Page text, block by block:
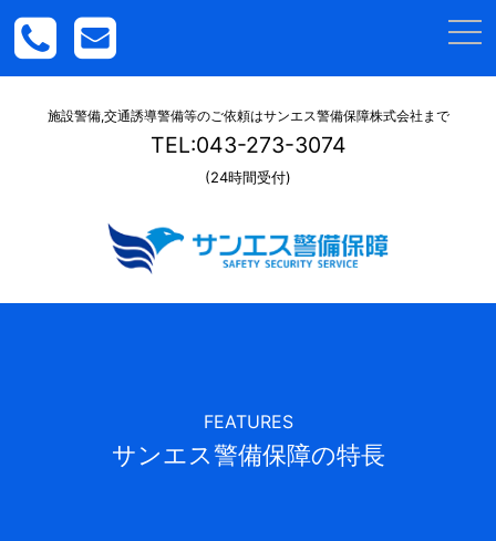
施設警備,交通誘導警備等のご依頼はサンエス警備保障株式会社まで
TEL:043-273-3074
(24時間受付)
FEATURES
サンエス警備保障の特⾧